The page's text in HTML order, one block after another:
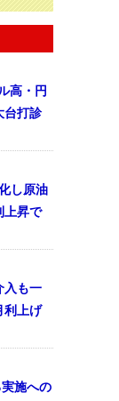
高・円
台打診
し原油
上昇で
入も一
利上げ
施への